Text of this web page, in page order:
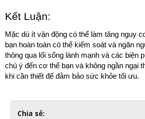
Kết Luận:
Mặc dù ít vận động có thể làm tăng nguy
bạn hoàn toàn có thể kiểm soát và ngăn
thông qua lối sống lành mạnh và các biện
chú ý đến cơ thể bạn và không ngần ngại
khi cần thiết để đảm bảo sức khỏe tối ưu.
Chia sẻ: